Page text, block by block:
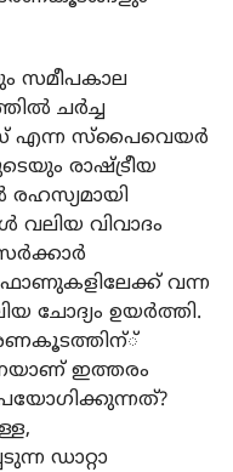
സമീപകാല
ചര്‍ച്ച
എന്ന സ്പൈവെയര്‍
രാഷ്ട്രീയ
വലിയ വിവാദം
വന്ന
ചോദ്യം ഉയര്‍ത്തി.
ഇത്തരം
ഡാറ്റാ